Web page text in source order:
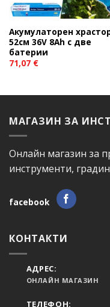
Акумулаторен
52см 36V 8Ah с две
батерии
71,07 €
МАГАЗИН ЗА
Онлайн магазин за
инструменти,
facebook
КОНТАКТИ
АДРЕС:
ОНЛАЙН МАГАЗИН
ТЕЛЕФОН: